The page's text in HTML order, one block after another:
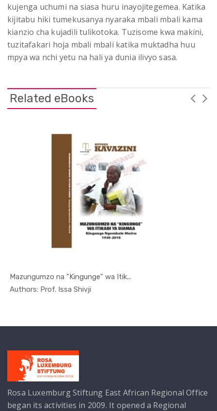
kujenga uchumi na siasa huru inayojitegemea. Katika
kijitabu hiki tumekusanya nyaraka mbali mbali kama
kianzio cha kujadili tulikotoka. Tuzisome kwa makini,
tuzitafakari hoja mbali mbali katika muktadha huu
mpya wa nchi yetu na hali ya dunia ilivyo sasa.
Related eBooks
Mazungumzo na "Kingunge" wa Itik...
Authors: Prof. Issa ShivjiIn Kutoka ...
Rosa Luxemburg Stiftung East African Regional Office
began its activities in 2009. It opened a Regional